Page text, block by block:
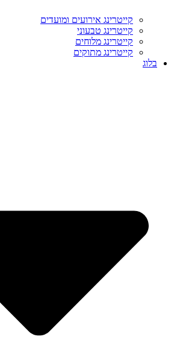
קייטרינג אירועים ומועדים
קייטרינג טבעוני
קייטרינג מלוחים
קייטרינג מתוקים
בלוג